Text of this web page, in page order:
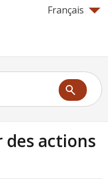
Français
actions